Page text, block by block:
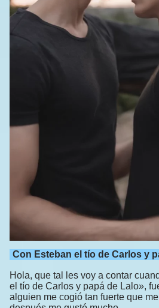
Con Esteban el tío de Carlos y
Hola, que tal les voy a contar
el tío de Carlos y papá de Lalo»,
alguien me cogió tan fuerte que